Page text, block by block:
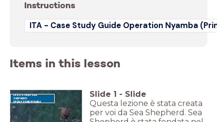
Instructions
ITA - Case Study Guide Operation Nyamba
Items in this lesson
CASO STUDIO SEA
SHEPHERD
OPERAZIONE NYAMBA
Slide 1 - Slide
Questa lezione è stata creata
per voi da Sea Shepherd. Sea